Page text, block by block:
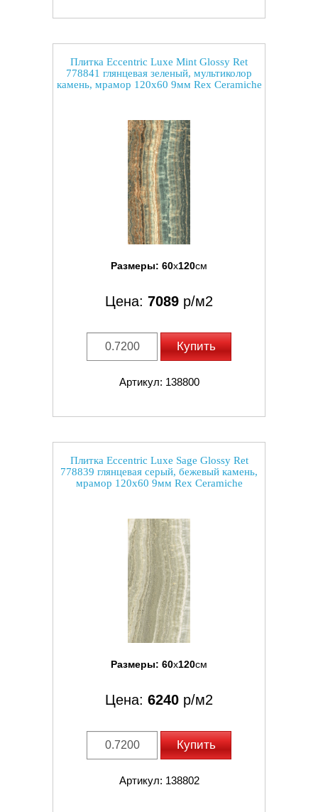
Плитка Eccentric Luxe Mint Glossy Ret
778841 глянцевая зеленый, мультиколор
камень, мрамор 120x60 9мм Rex Ceramiche
Размеры: 60x120см
Цена: 7089 р/м2
Купить
Артикул: 138800
Плитка Eccentric Luxe Sage Glossy Ret
778839 глянцевая серый, бежевый камень,
мрамор 120x60 9мм Rex Ceramiche
Размеры: 60x120см
Цена: 6240 р/м2
Купить
Артикул: 138802